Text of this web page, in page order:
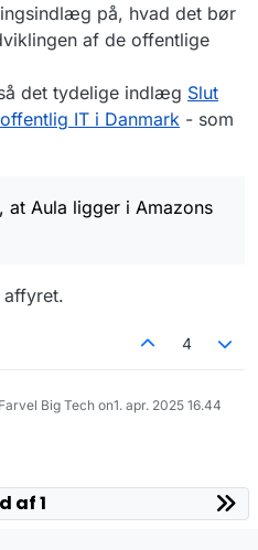
på, hvad det bør
af de offentlige
det tydelige indlæg Slut
IT i Danmark - som
at Aula ligger i Amazons
affyret.
4
Big Tech on1. apr. 2025 16.44
af 1